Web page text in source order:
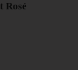
Rosé